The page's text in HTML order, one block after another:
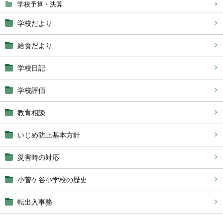
学校予算・決算
学校だより
給食だより
学校日記
学校評価
教育相談
いじめ防止基本方針
災害時の対応
小菅ケ谷小学校の歴史
転出入事務